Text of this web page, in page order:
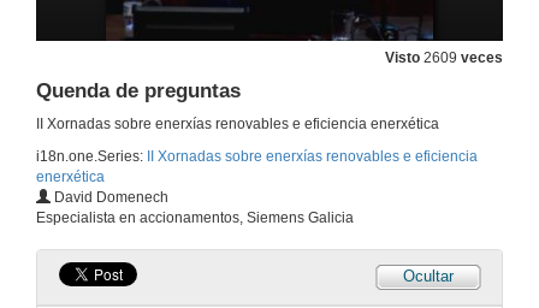
Visto 2609 veces
Quenda de preguntas
II Xornadas sobre enerxías renovables e eficiencia enerxética
i18n.one.Series:
II Xornadas sobre enerxías renovables e eficiencia
enerxética
David Domenech
Especialista en accionamentos, Siemens Galicia
Ocultar
26 de out. de 2011
26 de out. de 2011
26 de out. de 2011
Presentación David Domenech